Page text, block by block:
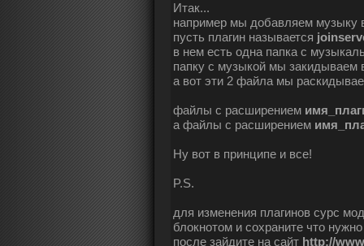
Итак...
например мы добавляем музыку
пусть плагин называется
в нем есть одна папка с
папку с музыкой мы закидываем
а вот эти 2 файла мы
файлы с расширением
а файлы с расширением
Ну вот в принципе и все!
P.S.
для изменения плагинов сурс
блокнотом и сохраните что нужно
после зайдите на сайт http://